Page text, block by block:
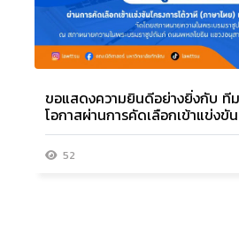
ขอแสดงความยินดีอย่างยิ่งกับ ที
โอกาสผ่านการคัดเลือกเข้าแข่งขั
52